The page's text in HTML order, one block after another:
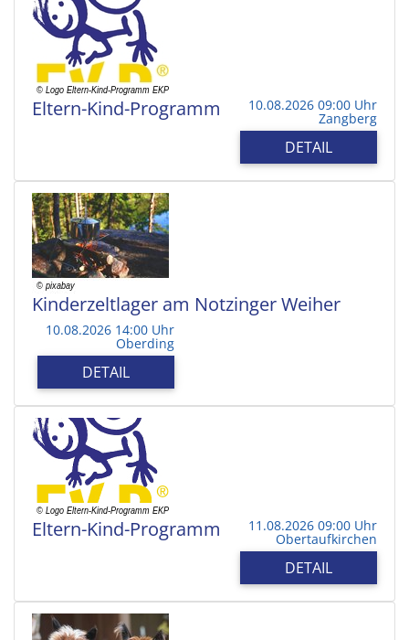
Eltern-Kind-Programm 10.08.2026 09:00 Uhr
Zangberg
DETAIL
Kinderzeltlager am Notzinger Weiher
10.08.2026 14:00 Uhr
Oberding
DETAIL
Eltern-Kind-Programm 11.08.2026 09:00 Uhr
Obertaufkirchen
DETAIL